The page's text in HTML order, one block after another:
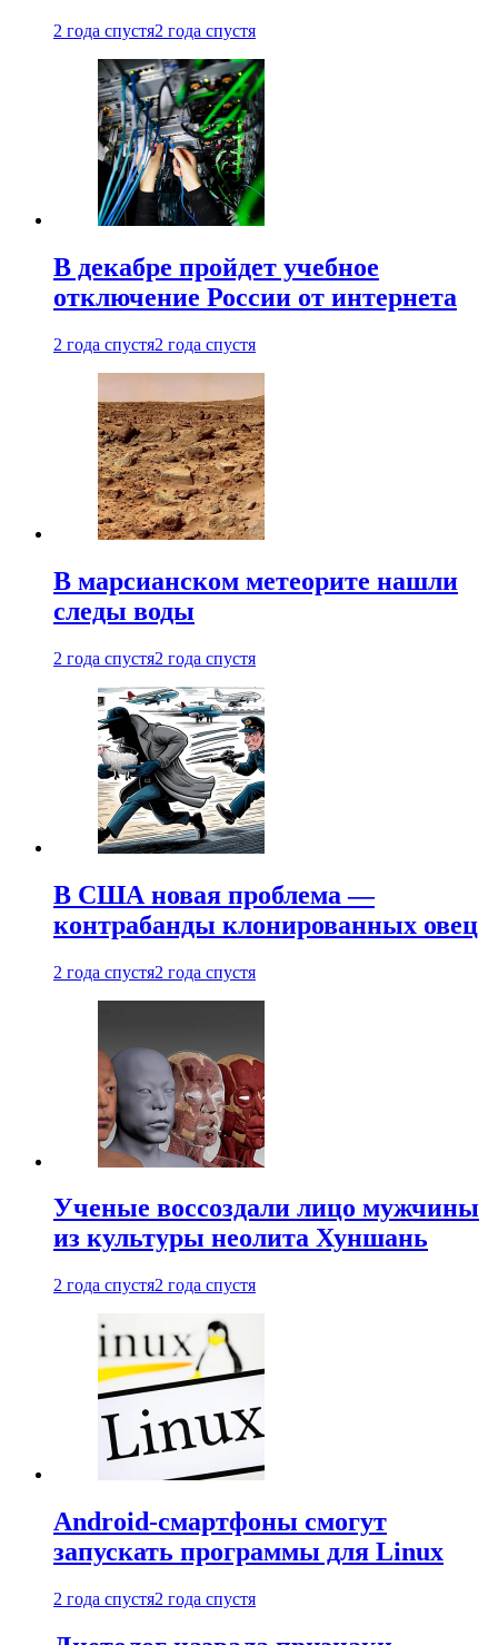
2 года спустя2 года спустя
В декабре пройдет учебное
отключение России от интернета
2 года спустя2 года спустя
В марсианском метеорите нашли
следы воды
2 года спустя2 года спустя
В США новая проблема —
контрабанды клонированных овец
2 года спустя2 года спустя
Ученые воссоздали лицо мужчины
из культуры неолита Хуншань
2 года спустя2 года спустя
Android-смартфоны смогут
запускать программы для Linux
2 года спустя2 года спустя